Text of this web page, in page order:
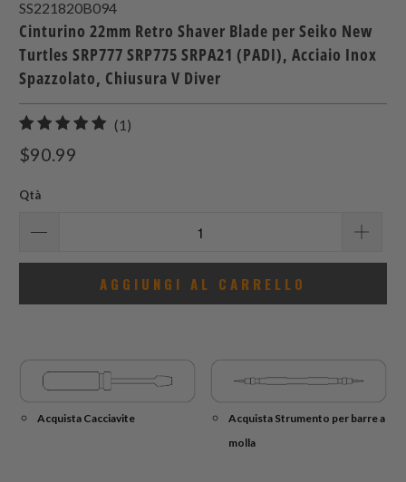
SS221820B094
Cinturino 22mm Retro Shaver Blade per Seiko New
Turtles SRP777 SRP775 SRPA21 (PADI), Acciaio Inox
Spazzolato, Chiusura V Diver
(1)
$90.99
Qtà
AGGIUNGI AL CARRELLO
Acquista Cacciavite
Acquista Strumento per barre a
molla